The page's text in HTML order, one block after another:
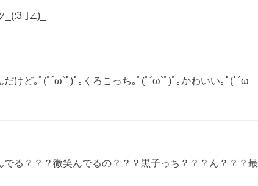
｣∠)_
けど｡ﾟ(ﾟ´ω`ﾟ)ﾟ｡くろこっち｡ﾟ(ﾟ´ω`ﾟ)ﾟ｡かわいい｡ﾟ(ﾟ´ω
でる？？？微笑んでるの？？？黒子っち？？？ん？？？最